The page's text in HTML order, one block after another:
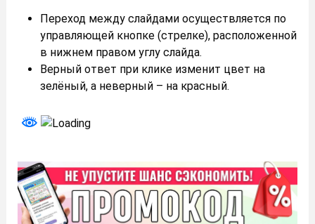
Переход между слайдами осуществляется по
управляющей кнопке (стрелке), расположенной
в нижнем правом углу слайда.
Верный ответ при клике изменит цвет на
зелёный, а неверный – на красный.